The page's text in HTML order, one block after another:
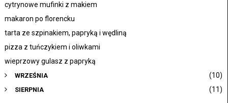
cytrynowe mufinki z makiem
makaron po florencku
tarta ze szpinakiem, papryką i wędliną
pizza z tuńczykiem i oliwkami
wieprzowy gulasz z papryką
WRZEŚNIA (10)
SIERPNIA (11)